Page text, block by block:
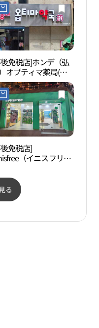
免税店]ホンデ（弘
オプティマ薬局(홍
티마약국)
免税店]
（イニスフリ
(이니스프리 홍대3호
る